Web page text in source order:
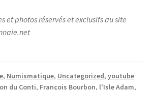
et photos réservés et exclusifs au site
, Numismatique, Uncategorized, youtube
du Conti, François Bourbon, l'Isle Adam,